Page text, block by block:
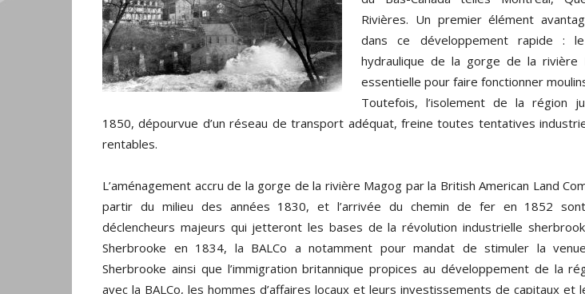
Rivières. Un premier élément
dans ce développement rapide :
hydraulique de la gorge de la rivière
essentielle pour faire fonctionner
Toutefois, l’isolement de la région
1850, dépourvue d’un réseau de transport adéquat, freine toutes tentatives
rentables.
L’aménagement accru de la gorge de la rivière Magog par la British American Land
partir du milieu des années 1830, et l’arrivée du chemin de fer en 1852
déclencheurs majeurs qui jetteront les bases de la révolution industrielle
Sherbrooke en 1834, la BALCo a notamment pour mandat de stimuler la
Sherbrooke ainsi que l’immigration britannique propices au développement de la
avec la BALCo, les hommes d’affaires locaux et leurs investissements de capitaux et